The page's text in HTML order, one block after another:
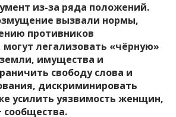
из-за ряда положений.
вызвали нормы,
противников
могут легализовать «чёрную»
имущества и
свободу слова и
дискриминировать
усилить уязвимость женщин,
сообщества.